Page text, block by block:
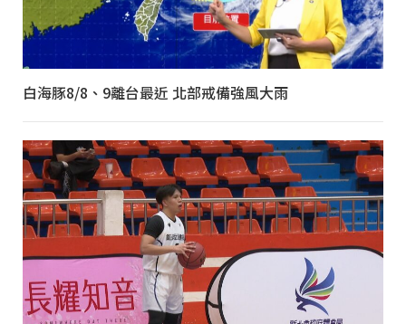
白海豚8/8、9離台最近 北部戒備強風大雨